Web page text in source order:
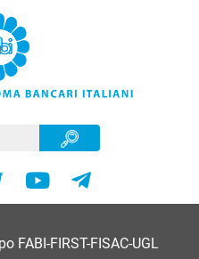
FABI-FIRST-FISAC-UGL